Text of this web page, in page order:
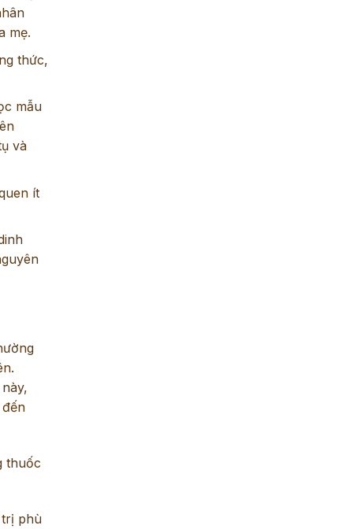
mẹ.
thức,
mẫu
và
ít
thuốc
trị phù